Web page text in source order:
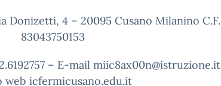
Donizetti, 4 – 20095 Cusano Milanino C.F.
83043750153
– E-mail miic8ax00n@istruzione.it
web icfermicusano.edu.it